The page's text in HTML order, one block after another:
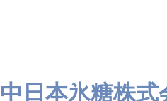
中日本氷糖株式